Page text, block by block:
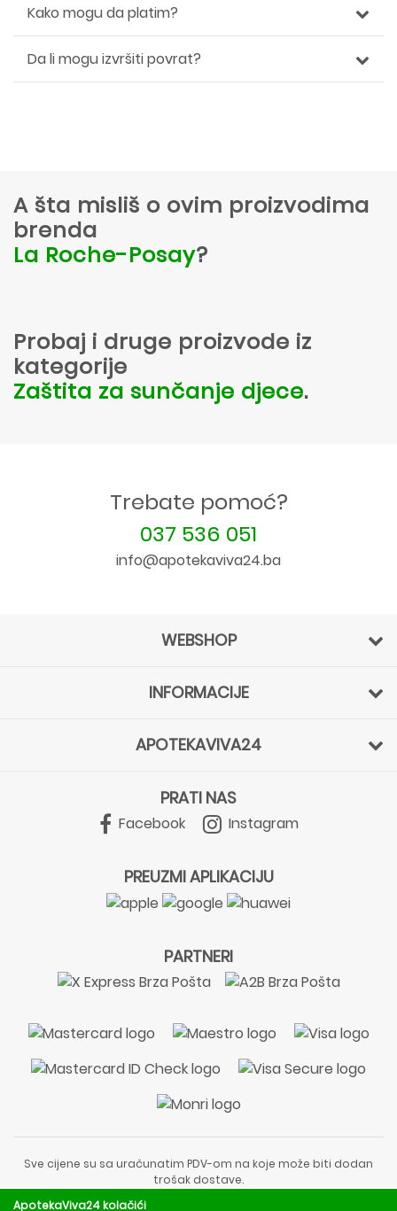
Kako mogu da platim?
Da li mogu izvršiti povrat?
A šta misliš o ovim proizvodima
brenda
La Roche-Posay?
Probaj i druge proizvode iz
kategorije
Zaštita za sunčanje djece.
Trebate pomoć?
037 536 051
info@apotekaviva24.ba
WEBSHOP
INFORMACIJE
APOTEKAVIVA24
PRATI NAS
Facebook Instagram
PREUZMI APLIKACIJU
PARTNERI
Sve cijene su sa uračunatim PDV-om na koje može biti dodan
trošak dostave.
ApotekaViva24 kolačići